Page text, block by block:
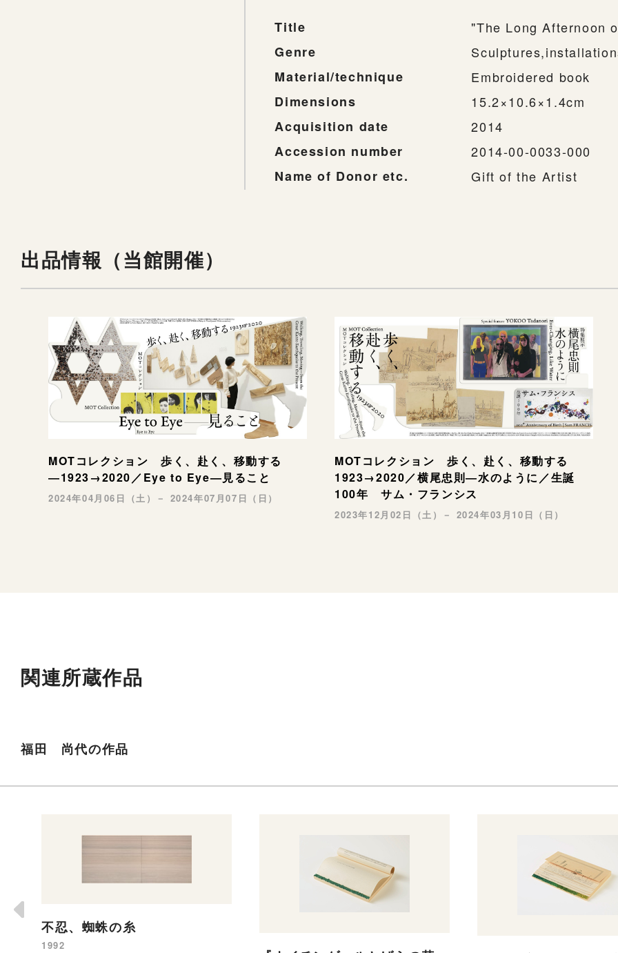
Title
"The Long Afternoon
Genre
Material/technique
Embroidered book
Dimensions
15.2×10.6×1.4cm
Acquisition date
2014
Accession number
2014-00-0033-000
Name of Donor etc.
Gift of the Artist
出品情報（当館開催）
MOTコレクション 歩く、赴く、移動する
―1923→2020／Eye to Eye—見ること
2024年04月06日（土）－ 2024年07月07日（日）
MOTコレクション 歩く、赴く、移動する
1923→2020／横尾忠則―水のように／生誕
100年 サム・フランシス
2023年12月02日（土）－ 2024年03月10日（日）
関連所蔵作品
福田 尚代の作品
不忍、蜘蛛の糸
1992